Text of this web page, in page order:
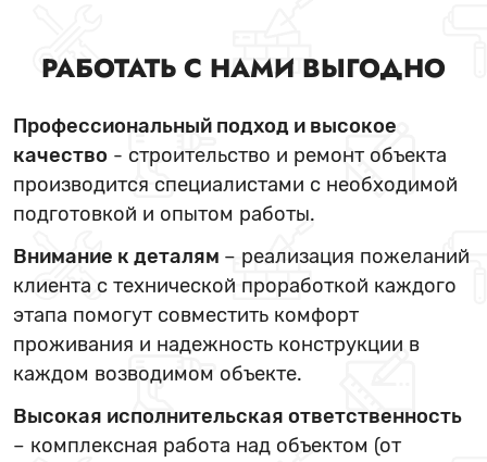
РАБОТАТЬ С НАМИ ВЫГОДНО
Профессиональный подход и высокое
качество - строительство и ремонт объекта
производится специалистами с необходимой
подготовкой и опытом работы.
Внимание к деталям – реализация пожеланий
клиента с технической проработкой каждого
этапа помогут совместить комфорт
проживания и надежность конструкции в
каждом возводимом объекте.
Высокая исполнительская ответственность
– комплексная работа над объектом (от